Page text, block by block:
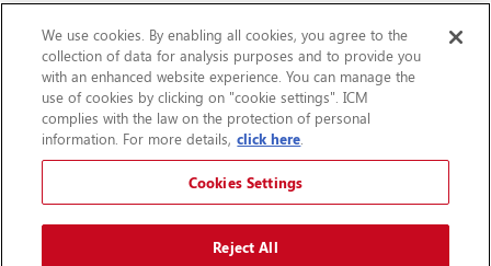
Actualités
FAQ
Protection des renseignements personnels
Accessibilité
Plan du site
Augmenter la taille du texte
We use cookies. By enabling all cookies, you agree to the
collection of data for analysis purposes and to provide you
with an enhanced website experience. You can manage the
use of cookies by clicking on "cookie settings". ICM
complies with the law on the protection of personal
information. For more details, click here
Cookies Settings
Reject All